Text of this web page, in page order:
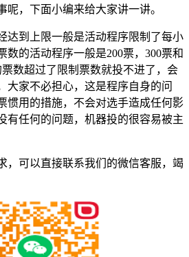
呢，下面小编来给大家讲一讲。
达到上限一般是活动程序限制了每小
数的活动程序一般是200票，300票和
数超过了限制票数就投不进了，会
大家不必担心，这是程序自身的问
惯用的措施，不会对选手造成任何影
有任何的问题，机器投的很容易被主
，可以直接联系我们的微信客服，竭